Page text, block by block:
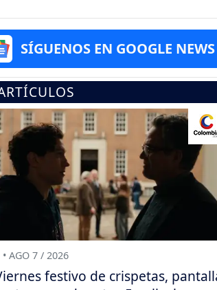
SÍGUENOS EN GOOGLE NEWS
AGO 7 / 2026
festivo de crispetas,